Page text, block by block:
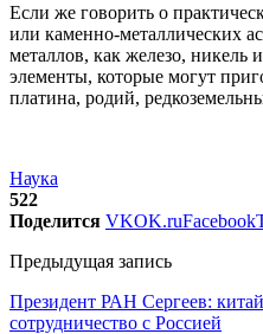
Если же говорить о
или каменно-металлических
металлов, как железо, никель
элементы, которые могут
платина, родий,
Наука
522
Поделится VKOK.ruFacebook
Предыдущая запись
Президент РАН Сергеев:
сотрудничество с Россией